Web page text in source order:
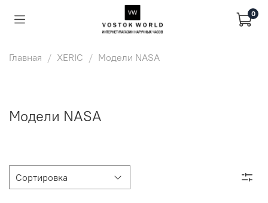
0
Главная XERIC Модели NASA
Модели NASA